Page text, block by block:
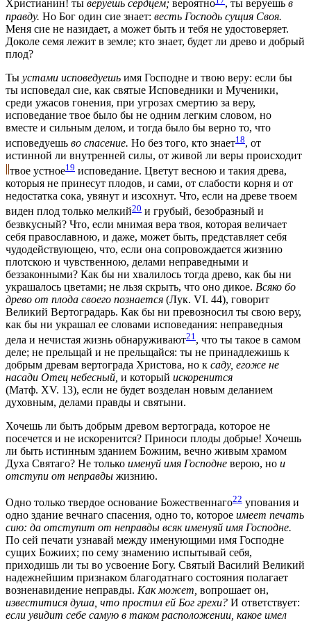
Христианин! ты веруешь сердцем; вероятно , ты веруешь в
правду. Но Бог один сие знает: весть Господь сущия Своя.
Меня сие не назидает, а может быть и тебя не удостоверяет.
Доколе семя лежит в земле; кто знает, будет ли древо и добрый
плод?
Ты устами исповедуешь имя Господне и твою веру: если бы
ты исповедал сие, как святые Исповедники и Мученики,
среди ужасов гонения, при угрозах смертию за веру,
исповедание твое было бы не одним легким словом, но
вместе и сильным делом, и тогда было бы верно то, что
исповедуешь во спасение. Но без того, кто знает18, от
истинной ли внутренней силы, от живой ли веры происходит
твое устное19 исповедание. Цветут весною и такия древа,
которыя не принесут плодов, и сами, от слабости корня и от
недостатка сока, увянут и изсохнут. Что, если на древе твоем
виден плод только мелкий20 и грубый, безобразный и
безвкусный? Что, если мнимая вера твоя, которая величает
себя православною, и даже, может быть, представляет себя
чудодействующею, что, если она сопровождается жизнию
плотскою и чувственною, делами неправедными и
беззаконными? Как бы ни хвалилось тогда древо, как бы ни
украшалось цветами; не льзя скрыть, что оно дикое. Всяко бо
древо от плода своего познается (Лук. VI. 44), говорит
Великий Вертоградарь. Как бы ни превозносил ты свою веру,
как бы ни украшал ее словами исповедания: неправедныя
дела и нечистая жизнь обнаруживают21 , чтo ты такое в самом
деле; не прельщай и не прельщайся: ты не принадлежишь к
добрым древам вертограда Христова, но к саду, егоже не
насади Отец небесный, и который искоренится
(Матф. XV. 13), если не будет возделан новым деланием
духовным, делами правды и святыни.
Хочешь ли быть добрым древом вертограда, которое не
посечется и не искоренится? Приноси плоды добрые! Хочешь
ли быть истинным зданием Божиим, вечно живым храмом
Духа Святаго? Не только именуй имя Господне верою, но и
отступи от неправды жизнию.
Одно только твердое основание Божественнаго22 упования и
одно здание вечнаго спасения, одно то, которое имеет печать
сию: да отступит от неправды всяк именуяй имя Господне.
По сей печати узнавай между именующими имя Господне
сущих Божиих; по сему знамению испытывай себя,
приходишь ли ты во усвоение Богу. Святый Василий Великий
надежнейшим признаком благодатнаго состояния полагает
возненавидение неправды. Как может, вопрошает он,
известитися душа, что простил ей Бог грехи? И ответствует:
если увидит себе самую в таком расположении, какое имел